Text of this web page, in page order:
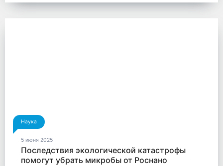
Наука
5 июня 2025
Последствия экологической катастрофы
помогут убрать микробы от Роснано